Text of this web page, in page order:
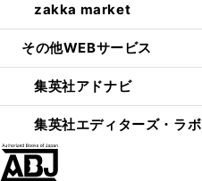
zakka market
その他WEBサービス
集英社アドナビ
集英社エディターズ・ラボ